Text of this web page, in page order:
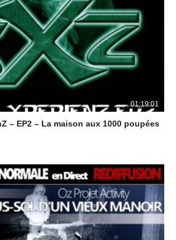
01:19:01
– EP2 – La maison aux 1000 poupées